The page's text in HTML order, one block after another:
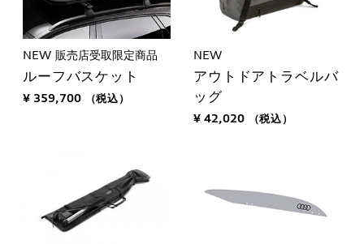
NEW 販売店受取限定商品
ルーフバスケット
¥ 359,700 （税込）
NEW
アウトドアトラベルバ
ッグ
¥ 42,020 （税込）